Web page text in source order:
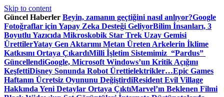
Skip to content
Güncel Haberler Beyin, zamanın geçtiğini nasıl anlıyor?Google
Fotoğraflar için Yapay Zeka Desteği GeliyorBilim İnsanları, 3
Boyutlu Yazıcıda Mikroskobik Star Trek Uzay Gemisi
ÜrettilerYatay Gen Aktarımı Metan Üreten Arkelerin İklime
Katkısını Ortaya ÇıkardıMilli İşletim Sistemimiz “Pardus”
GüncellendiGoogle, Microsoft Windows’un Kritik Açığını
KeşfettiDisney Sonunda Robot Ürettielektrikler…Epic Games
Haftanın Ücretsiz Oyununu DeğiştirdiResident Evil Village
Hakkında Yeni Detaylar Ortaya ÇıktıMarvel’ın Beklenen Filmi